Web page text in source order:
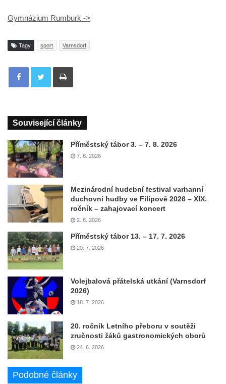
Gymnázium Rumburk ->
Tagy sport Varnsdorf
Tisknout
Související články
Příměstský tábor 3. – 7. 8. 2026
7. 8. 2026
Mezinárodní hudební festival varhanní
duchovní hudby ve Filipově 2026 – XIX.
ročník – zahajovací koncert
2. 8. 2026
Příměstský tábor 13. – 17. 7. 2026
20. 7. 2026
Volejbalová přátelská utkání (Varnsdorf
2026)
18. 7. 2026
20. ročník Letního přeboru v soutěži
zručnosti žáků gastronomických oborů
24. 6. 2026
Podobné články